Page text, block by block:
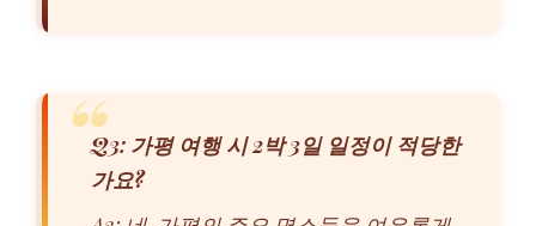
Q3: 가평 여행 시 2박 3일 일정이 적당한
가요?